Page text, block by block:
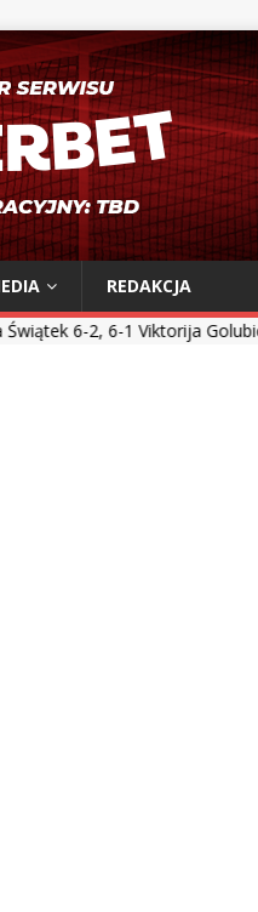
REDAKCJA
Golubic *** Maja